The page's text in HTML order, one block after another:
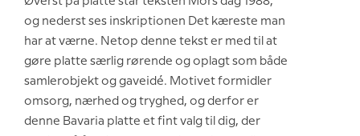
og nederst ses inskriptionen Det kæreste man
har at værne. Netop denne tekst er med til at
gøre platte særlig rørende og oplagt som både
samlerobjekt og gaveidé. Motivet formidler
omsorg, nærhed og tryghed, og derfor er
denne Bavaria platte et fint valg til dig, der